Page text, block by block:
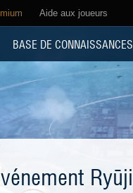
Aide aux joueurs
BASE DE CONNAISSANCES